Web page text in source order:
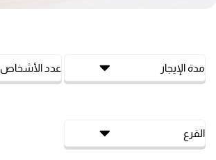
مدة الإيجار عدد الأشخاص
الفرع